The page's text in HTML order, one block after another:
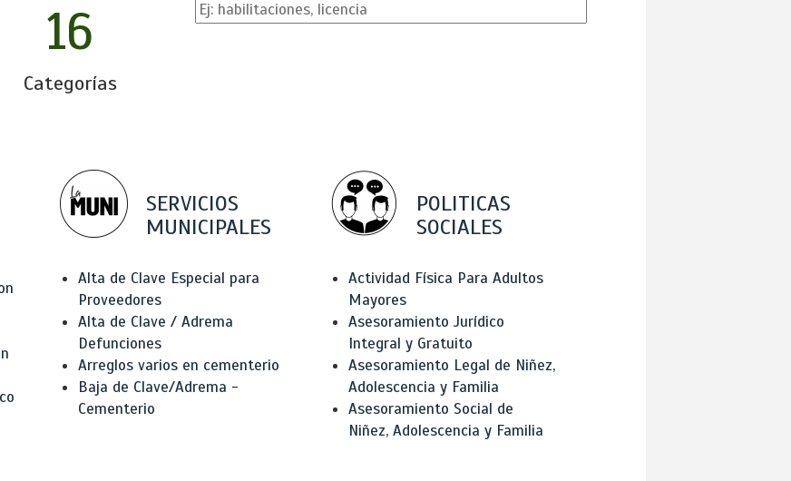
16
Categorías
SERVICIOS
MUNICIPALES
Alta de Clave Especial para
Proveedores
Alta de Clave / Adrema
Defunciones
Arreglos varios en cementerio
Baja de Clave/Adrema -
Cementerio
POLITICAS
SOCIALES
Actividad Física Para Adultos
Mayores
Asesoramiento Jurídico
Integral y Gratuito
Asesoramiento Legal de Niñez,
Adolescencia y Familia
Asesoramiento Social de
Niñez, Adolescencia y Familia